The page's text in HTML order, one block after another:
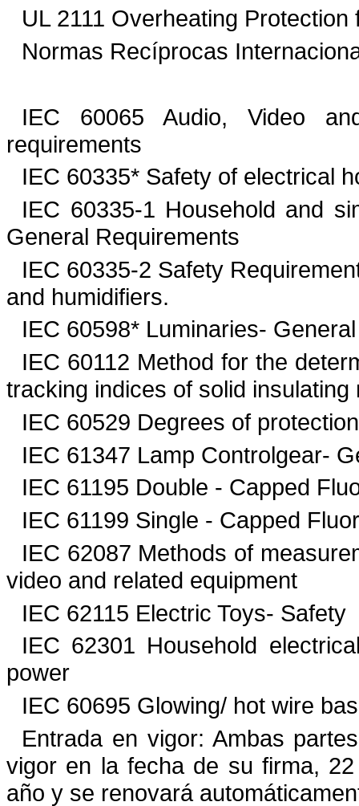
UL 2111 Overheating Protection
Normas Recíprocas
IEC 60065 Audio,
Video
requirements
IEC 60335* Safety of electrical
IEC 60335-1 Household and
General Requirements
IEC 60335-2 Safety
and humidifiers.
IEC 60598* Luminaries-
IEC 60112 Method for the
tracking indices of solid insulating
IEC 60529 Degrees of
IEC 61347 Lamp Controlgear-
IEC 61195 Double - Capped
IEC 61199 Single - Capped
IEC 62087 Methods of
video and related equipment
IEC 62115 Electric Toys- Safety
IEC 62301 Household
power
IEC 60695 Glowing/ hot wire
Entrada en vigor: Ambas
vigor en la fecha de su firma,
año y se renovará